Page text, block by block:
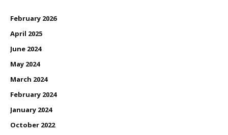
February 2026
April 2025
June 2024
May 2024
March 2024
February 2024
January 2024
October 2022